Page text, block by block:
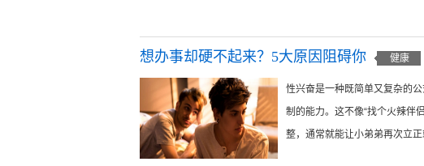
想办事却硬不起来？5大原因阻碍你 健康
性兴奋是一种既简单又复杂的
制的能力。这不像“找个火辣伴
整，通常就能让小弟弟再次立正